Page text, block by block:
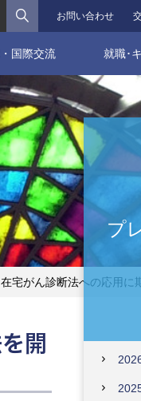
お問い合わせ 検索
国際交流 就職･
宅がん診断法への応用に
開
プ